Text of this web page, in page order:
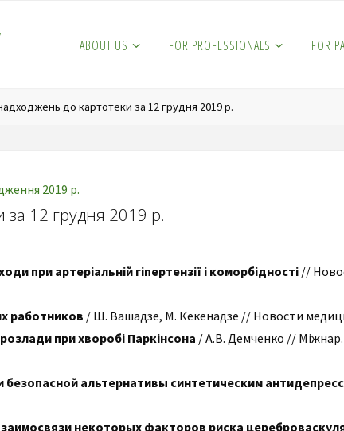
ABOUT US FOR PROFESSIONALS FOR
до картотеки за 12 грудня 2019 р.
2019 р.
за 12 грудня 2019 р.
при артеріальній гіпертензії і коморбідності //
работников / Ш. Вашадзе, М. Кекенадзе // Новости
при хворобі Паркінсона / А.В. Демченко // Міжнар.
безопасной альтернативы синтетическим
некоторых факторов риска